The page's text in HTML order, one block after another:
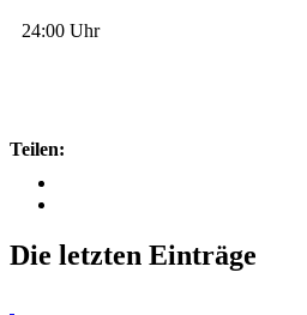
24:00 Uhr
Teilen:
Die letzten Einträge